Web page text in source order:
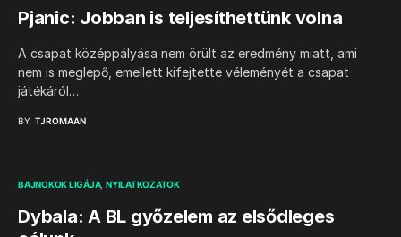
Pjanic: Jobban is teljesíthettünk volna
A csapat középpályása nem örült az eredmény miatt, ami
nem is meglepő, emellett kifejtette véleményét a csapat
játékáról…
BY TJROMAAN
BAJNOKOK LIGÁJA NYILATKOZATOK
Dybala: A BL győzelem az elsődleges